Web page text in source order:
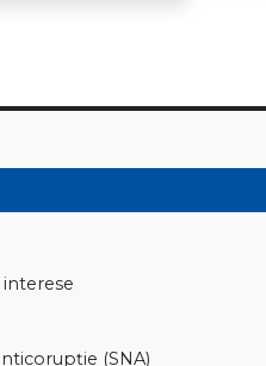
interese
(SNA)